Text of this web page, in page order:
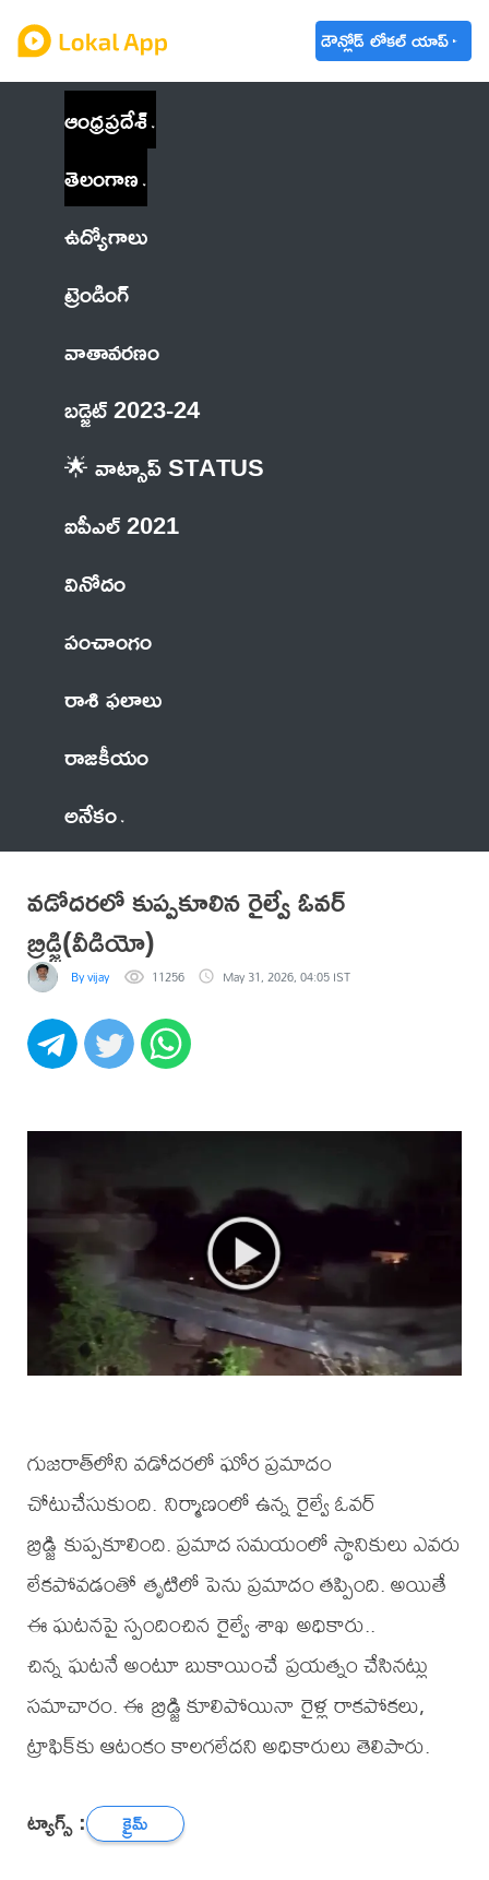
డౌన్లోడ్ లోకల్ యాప్
ఆంధ్రప్రదేశ్
తెలంగాణ
ఉద్యోగాలు
ట్రెండింగ్
వాతావరణం
బడ్జెట్ 2023-24
🌟 వాట్సాప్ STATUS
ఐపీఎల్ 2021
వినోదం
పంచాంగం
రాశి ఫలాలు
రాజకీయం
అనేకం
వడోదరలో కుప్పకూలిన రైల్వే ఓవర్
బ్రిడ్జి(వీడియో)
By vijay 11256 May 31, 2026, 04:05 IST
గుజరాత్‌లోని వడోదరలో ఘోర ప్రమాదం
చోటుచేసుకుంది. నిర్మాణంలో ఉన్న రైల్వే ఓవర్
బ్రిడ్జి కుప్పకూలింది. ప్రమాద సమయంలో స్థానికులు ఎవరు
లేకపోవడంతో తృటిలో పెను ప్రమాదం తప్పింది. అయితే
ఈ ఘటనపై స్పందించిన రైల్వే శాఖ అధికారు..
చిన్న ఘటనే అంటూ బుకాయించే ప్రయత్నం చేసినట్లు
సమాచారం. ఈ బ్రిడ్జి కూలిపోయినా రైళ్ల రాకపోకలు,
ట్రాఫిక్‌కు ఆటంకం కాలగలేదని అధికారులు తెలిపారు.
ట్యాగ్స్ : క్రైమ్